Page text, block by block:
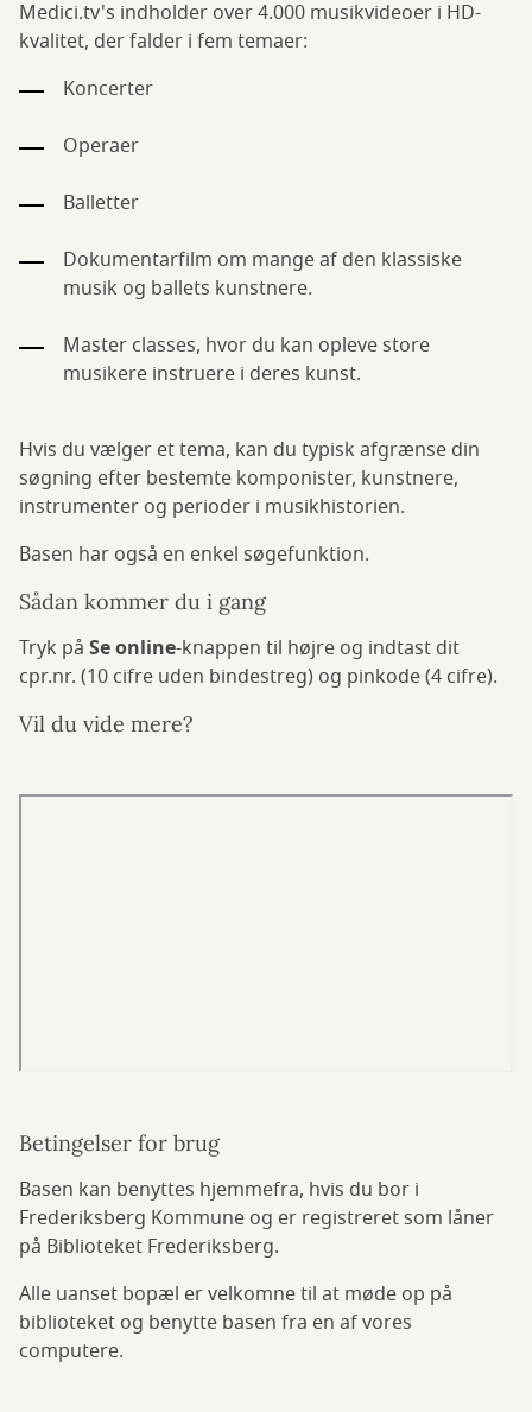
Medici.tv's indholder over 4.000 musikvideoer i HD-
kvalitet, der falder i fem temaer:
Koncerter
Operaer
Balletter
Dokumentarfilm om mange af den klassiske
musik og ballets kunstnere.
Master classes, hvor du kan opleve store
musikere instruere i deres kunst.
Hvis du vælger et tema, kan du typisk afgrænse din
søgning efter bestemte komponister, kunstnere,
instrumenter og perioder i musikhistorien.
Basen har også en enkel søgefunktion.
Sådan kommer du i gang
Tryk på Se online-knappen til højre og indtast dit
cpr.nr. (10 cifre uden bindestreg) og pinkode (4 cifre).
Vil du vide mere?
Betingelser for brug
Basen kan benyttes hjemmefra, hvis du bor i
Frederiksberg Kommune og er registreret som låner
på Biblioteket Frederiksberg.
Alle uanset bopæl er velkomne til at møde op på
biblioteket og benytte basen fra en af vores
computere.